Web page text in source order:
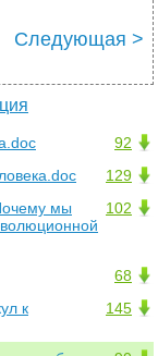
Следующая >
92
129
102
мы
68
145
к